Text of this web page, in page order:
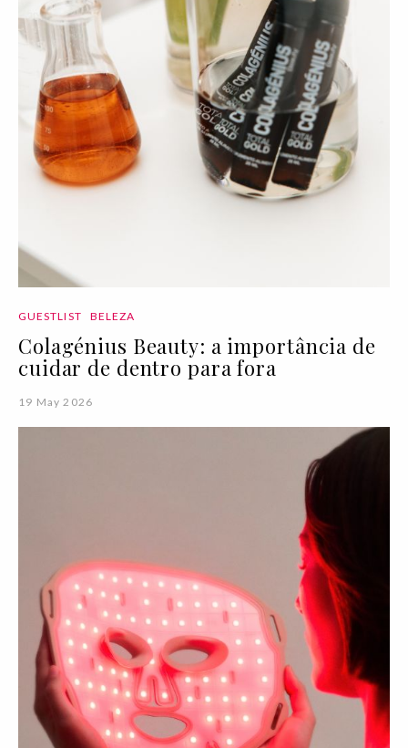
GUESTLIST BELEZA
Colagénius Beauty: a importância de
cuidar de dentro para fora
19 May 2026